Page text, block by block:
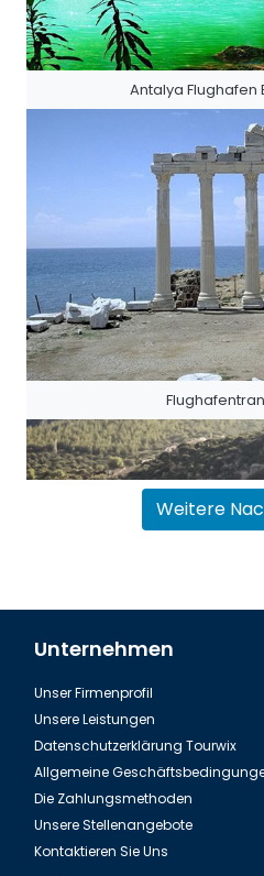
Antalya Flughafen
Flughafentransfer
Weitere
Unternehmen
Unser Firmenprofil
Unsere Leistungen
Datenschutzerklärung Tourwix
Allgemeine
Die Zahlungsmethoden
Unsere Stellenangebote
Kontaktieren Sie Uns